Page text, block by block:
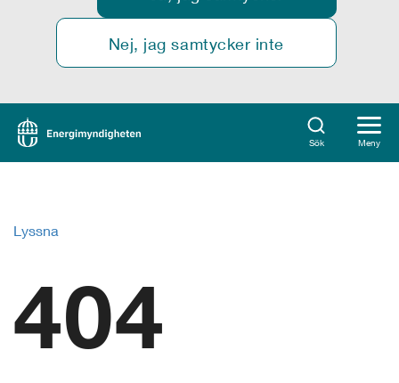
Nej, jag samtycker inte
Sök Meny
Lyssna
404